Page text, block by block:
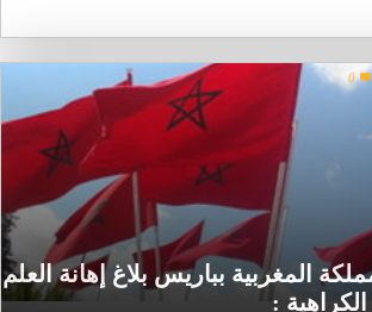
المغربية بباريس بلاغ إهانة العلم
:
0